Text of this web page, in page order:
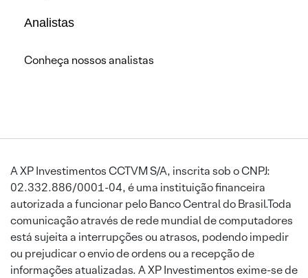
Analistas
Conheça nossos analistas
A XP Investimentos CCTVM S/A, inscrita sob o CNPJ:
02.332.886/0001-04, é uma instituição financeira
autorizada a funcionar pelo Banco Central do Brasil.Toda
comunicação através de rede mundial de computadores
está sujeita a interrupções ou atrasos, podendo impedir
ou prejudicar o envio de ordens ou a recepção de
informações atualizadas. A XP Investimentos exime-se de